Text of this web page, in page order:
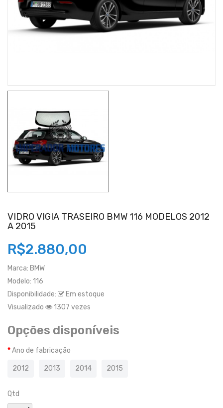
VIDRO VIGIA TRASEIRO BMW 116 MODELOS 2012
A 2015
R$2.880,00
Marca: BMW
Modelo: 116
Disponibilidade:
Em estoque
Visualizado
1307 vezes
Opções disponíveis
Ano de fabricação
2012 2013 2014 2015
Qtd